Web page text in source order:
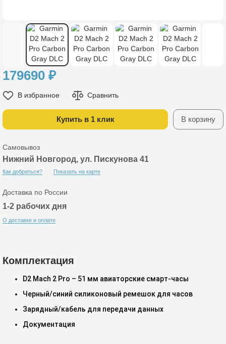
179690 ₽
Купить в 1 клик В корзину
В избранное Сравнить
Самовывоз
Нижний Новгород, ул. Пискунова 41
Как добраться? Показать на карте
Доставка по России
1-2 рабочих дня
О доставке и оплате
Комплектация
D2 Mach 2 Pro – 51 мм авиаторские смарт-часы
Черный/синий силиконовый ремешок для часов
Зарядный/кабель для передачи данных
Документация